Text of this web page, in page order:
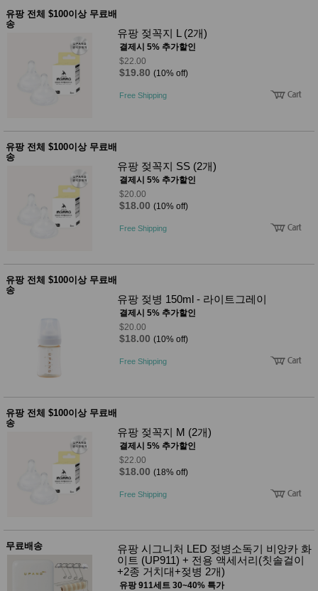
유팡 전체 $100이상 무료배
송
유팡 젖꼭지 L (2개)
결제시 5% 추가할인
$22.00
$19.80 (10% off)
Free Shipping
유팡 전체 $100이상 무료배
송
유팡 젖꼭지 SS (2개)
결제시 5% 추가할인
$20.00
$18.00 (10% off)
Free Shipping
유팡 전체 $100이상 무료배
송
유팡 젖병 150ml - 라이트그레이
결제시 5% 추가할인
$20.00
$18.00 (10% off)
Free Shipping
유팡 전체 $100이상 무료배
송
유팡 젖꼭지 M (2개)
결제시 5% 추가할인
$22.00
$18.00 (18% off)
Free Shipping
무료배송
유팡 시그니처 LED 젖병소독기 비앙카 화
이트 (UP911) + 전용 액세서리(칫솔걸이
+2종 거치대+젖병 2개)
유팡 911세트 30~40% 특가